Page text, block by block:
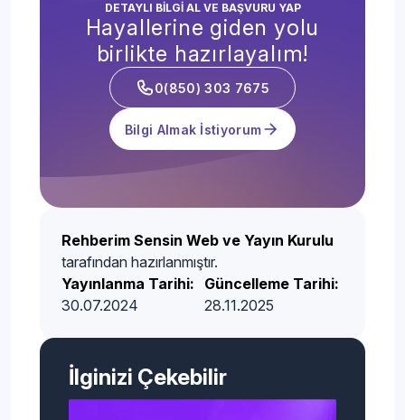
DETAYLI BİLGİ AL VE BAŞVURU YAP
Hayallerine giden yolu
birlikte hazırlayalım!
0(850) 303 7675
Bilgi Almak İstiyorum
Rehberim Sensin Web ve Yayın Kurulu
tarafından hazırlanmıştır.
Yayınlanma Tarihi:
30.07.2024
Güncelleme Tarihi:
28.11.2025
İlginizi Çekebilir